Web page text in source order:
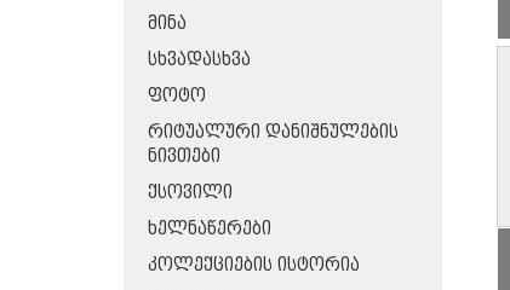
ᲛᲘᲜᲐ
ᲡᲮᲕᲐᲓᲐᲡᲮᲕᲐ
ᲤᲝᲢᲝ
ᲠᲘᲢᲣᲐᲚᲣᲠᲘ ᲓᲐᲜᲘᲨᲜᲣᲚᲔᲑᲘᲡ
ᲜᲘᲕᲗᲔᲑᲘ
ᲥᲡᲝᲕᲘᲚᲘ
ᲮᲔᲚᲜᲐᲬᲔᲠᲔᲑᲘ
ᲙᲝᲚᲔᲥᲪᲘᲔᲑᲘᲡ ᲘᲡᲢᲝᲠᲘᲐ